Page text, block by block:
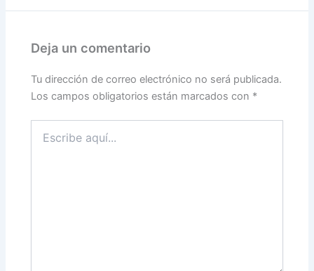
Deja un comentario
Tu dirección de correo electrónico no será publicada.
Los campos obligatorios están marcados con *
aquí...